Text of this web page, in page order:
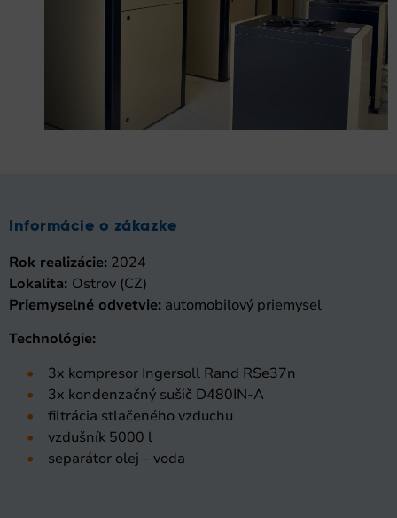
Informácie o zákazke
Rok realizácie: 2024
Lokalita: Ostrov (CZ)
Priemyselné odvetvie: automobilový priemysel
Technológie:
3x kompresor Ingersoll Rand RSe37n
3x kondenzačný sušič D480IN-A
filtrácia stlačeného vzduchu
vzdušník 5000 l
separátor olej – voda